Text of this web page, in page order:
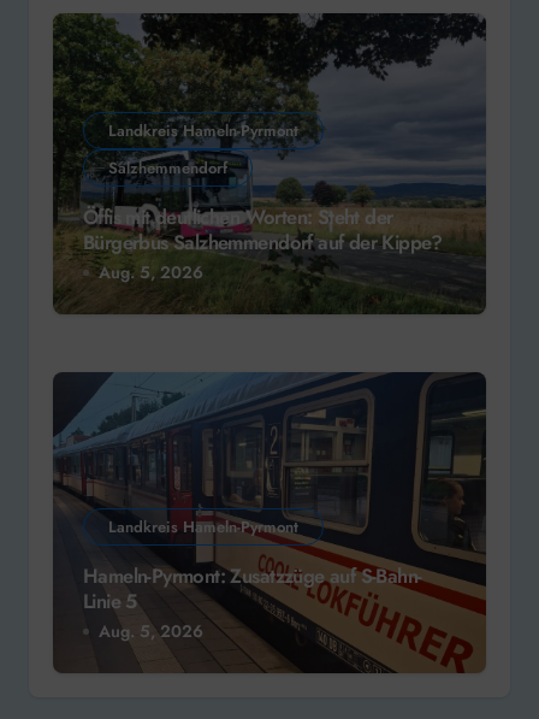
Landkreis Hameln-Pyrmont
Salzhemmendorf
Öffis mit deutlichen Worten: Steht der
Bürgerbus Salzhemmendorf auf der Kippe?
Aug. 5, 2026
Landkreis Hameln-Pyrmont
Hameln-Pyrmont: Zusatzzüge auf S-Bahn-
Linie 5
Aug. 5, 2026